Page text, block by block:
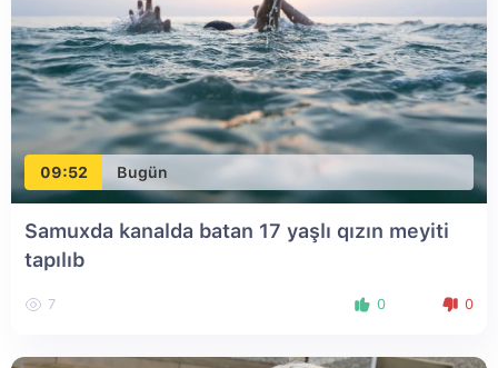
09:52 Bugün
Samuxda kanalda batan 17 yaşlı qızın meyiti
tapılıb
7 0 0